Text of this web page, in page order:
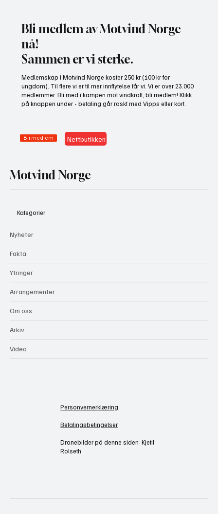
oss på stand i Elverum
Bli medlem av Motvind Norge
nå!
Sammen er vi sterke.
Medlemskap i Motvind Norge koster 250 kr (100 kr for
ungdom). Til flere vi er til mer innflytelse får vi. Vi er over 23.000
medlemmer. Bli med i kampen mot vindkraft, bli medlem! Klikk
på knappen under - betaling går raskt med Vipps eller kort.
Bli medlem Nettbutikken
Motvind Norge
Kategorier
Nyheter
Fakta
Ytringer
Arrangementer
Om oss
Arkiv
Video
Personvernerklæring
Betalingsbetingelser
Dronebilder på denne siden: Kjetil
Rolseth